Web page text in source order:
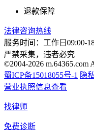
退款保障
法律咨询热线
服务时间：工作日09:00-
严禁采集，违者必究
©2004-2026 m.64365.com
蜀ICP备15018055号-1 隐
营业执照信息查看
找律师
免费诊断